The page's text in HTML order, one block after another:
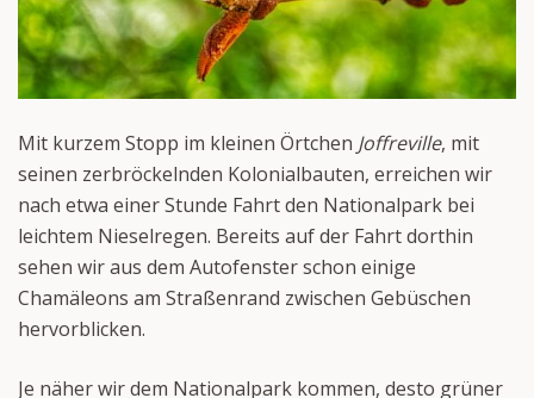
Mit kurzem Stopp im kleinen Örtchen Joffreville, mit
seinen zerbröckelnden Kolonialbauten, erreichen wir
nach etwa einer Stunde Fahrt den Nationalpark bei
leichtem Nieselregen. Bereits auf der Fahrt dorthin
sehen wir aus dem Autofenster schon einige
Chamäleons am Straßenrand zwischen Gebüschen
hervorblicken.
Je näher wir dem Nationalpark kommen, desto grüner